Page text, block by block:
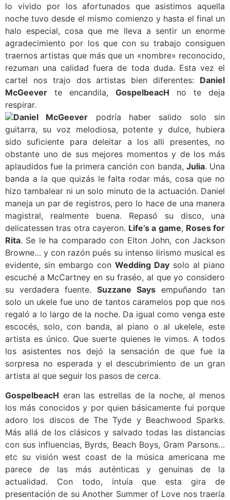
lo vivido por los afortunados que asistimos aquella
noche tuvo desde el mismo comienzo y hasta el final un
halo especial, cosa que me lleva a sentir un enorme
agradecimiento por los que con su trabajo consiguen
traernos artistas que más que un «nombre» reconocido,
rezuman una calidad fuera de toda duda. Esta vez el
cartel nos trajo dos artistas bien diferentes: Daniel
McGeever te encandila, GospelbeacH no te deja
respirar.
Daniel McGeever podría haber salido solo sin
guitarra, su voz melodiosa, potente y dulce, hubiera
sido suficiente para deleitar a los alli presentes, no
obstante uno de sus mejores momentos y de los más
aplaudidos fue la primera canción con banda, Julia. Una
banda a la que quizás le falta rodar más, cosa que no
hizo tambalear ni un solo minuto de la actuación. Daniel
maneja un par de registros, pero lo hace de una manera
magistral, realmente buena. Repasó su disco, una
delicatessen tras otra cayeron. Life’s a game, Roses for
Rita. Se le ha comparado con Elton John, con Jackson
Browne… y con razón pués su intenso lirismo musical es
evidente, sin embargo con Wedding Day solo al piano
escuché a McCartney en su fraséo, al que yo considero
su verdadera fuente. Suzzane Says empuñando tan
solo un ukele fue uno de tantos caramelos pop que nos
regaló a lo largo de la noche. Da igual como venga este
escocés, solo, con banda, al piano o al ukelele, este
artista es único. Que suerte quienes le vimos. A todos
los asistentes nos dejó la sensación de que fue la
sorpresa no esperada y el descubrimiento de un gran
artista al que seguir los pasos de cerca.
GospelbeacH eran las estrellas de la noche, al menos
los más conocidos y por quien básicamente fui porque
adoro los discos de The Tyde y Beachwood Sparks.
Más allá de los clásicos y salvado todas las distancias
con sus influencias, Byrds, Beach Boys, Gram Parsons…
etc su visión west coast de la música americana me
parece de las más auténticas y genuinas de la
actualidad. Con todo, intuía que esta gira de
presentación de su Another Summer of Love nos traería